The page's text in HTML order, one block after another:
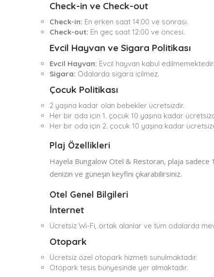
Check-in ve Check-out
Check-in: En erken saat 14:00 ve sonrası.
Check-out: En geç saat 12:00 ve öncesi.
Evcil Hayvan ve Sigara Politikası
Evcil Hayvan: Evcil hayvan kabul edilmemektedir.
Sigara: Odalarda sigara içilmez.
Çocuk Politikası
2 yaşına kadar olan bebekler ücretsizdir.
Her bir oda için 1. çocuk 10 yaşına kadar
Her bir oda için 2. çocuk 10 yaşına kadar
Plaj Özellikleri
Hayela Bungalow Otel & Restoran, plaja sadece
denizin ve güneşin keyfini çıkarabilirsiniz.
Otel Genel Bilgileri
İnternet
Ücretsiz Wi-Fi, ortak alanlar ve tüm odalarda
Otopark
Ücretsiz özel otopark hizmeti sunulmaktadır.
Otopark tesis bünyesinde yer almaktadır.